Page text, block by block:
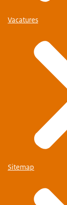
Vacatures
Sitemap